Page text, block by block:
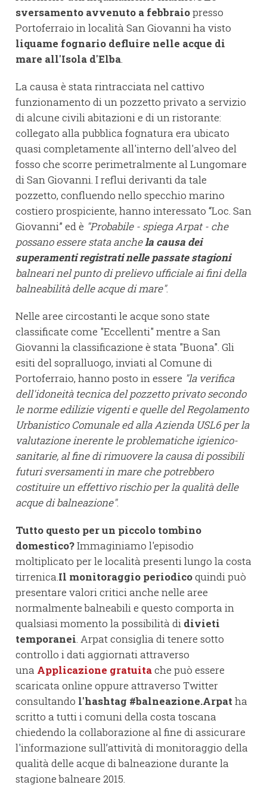
sversamento avvenuto a febbraiopresso
Portoferraio in località San Giovanni ha visto
liquame fognario defluire nelle acque di
mare all'Isola d'Elba.
La causa è stata rintracciata nel cattivo
funzionamento di un pozzetto privato a servizio
di alcune civili abitazioni e di un ristorante:
collegato alla pubblica fognatura era ubicato
quasi completamente all'interno dell'alveo del
fosso che scorre perimetralmente al Lungomare
di San Giovanni. I reflui derivanti da tale
pozzetto, confluendo nello specchio marino
costiero prospiciente, hanno interessato “Loc. San
Giovanni” ed è "Probabile - spiega Arpat - che
possano essere stata anchela causa dei
superamenti registrati nelle passate stagioni
balneari nel punto di prelievo ufficiale ai fini della
balneabilità delle acque di mare".
Nelle aree circostanti le acque sono state
classificate come "Eccellenti" mentre a San
Giovanni la classificazione è stata "Buona". Gli
esiti del sopralluogo, inviati al Comune di
Portoferraio, hanno posto in essere "la verifica
dell'idoneità tecnica del pozzetto privato secondo
le norme edilizie vigenti e quelle del Regolamento
Urbanistico Comunale ed alla Azienda USL6 per la
valutazione inerente le problematiche igienico-
sanitarie, al fine di rimuovere la causa di possibili
futuri sversamenti in mare che potrebbero
costituire un effettivo rischio per la qualità delle
acque di balneazione".
Tutto questo per un piccolo tombino
domestico?Immaginiamo l'episodio
moltiplicato per le località presenti lungo la costa
tirrenica.Il monitoraggio periodicoquindi può
presentare valori critici anche nelle aree
normalmente balneabili e questo comporta in
qualsiasi momento la possibilità di divieti
temporanei. Arpat consiglia di tenere sotto
controllo i dati aggiornati attraverso
una Applicazione gratuitache può essere
scaricata online oppure attraverso Twitter
consultando l'hashtag #balneazione.Arpat ha
scritto a tutti i comuni della costa toscana
chiedendo la collaborazione al fine di assicurare
l'informazione sull’attività di monitoraggio della
qualità delle acque di balneazione durante la
stagione balneare 2015.